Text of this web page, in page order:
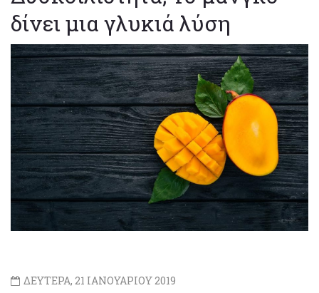
δίνει μια γλυκιά λύση
ΔΕΥΤΕΡΑ, 21 ΙΑΝΟΥΑΡΙΟΥ 2019